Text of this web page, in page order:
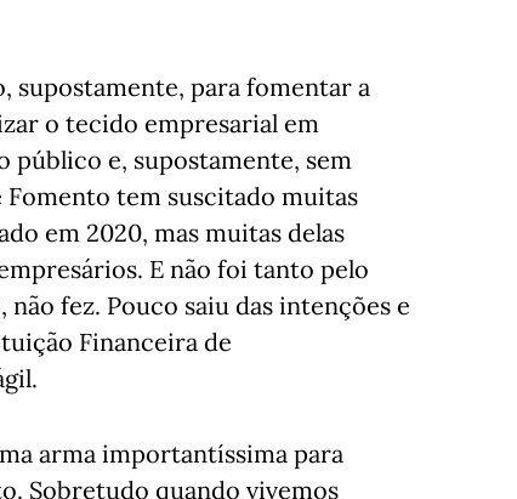
supostamente, para fomentar a
o tecido empresarial em
e, supostamente, sem
Fomento tem suscitado muitas
em 2020, mas muitas delas
E não foi tanto pelo
fez. Pouco saiu das intenções e
Financeira de
arma importantíssima para
Sobretudo quando vivemos